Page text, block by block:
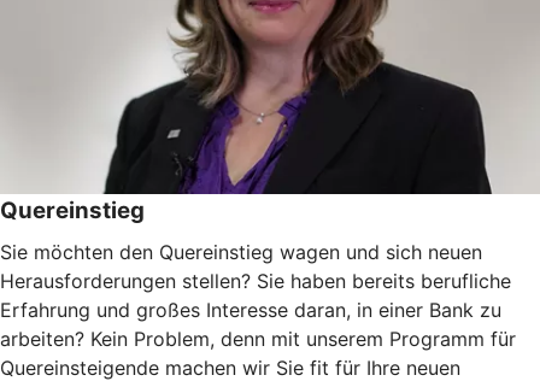
Quereinstieg
Sie möchten den Quereinstieg wagen und sich neuen
Herausforderungen stellen? Sie haben bereits berufliche
Erfahrung und großes Interesse daran, in einer Bank zu
arbeiten? Kein Problem, denn mit unserem Programm für
Quereinsteigende machen wir Sie fit für Ihre neuen